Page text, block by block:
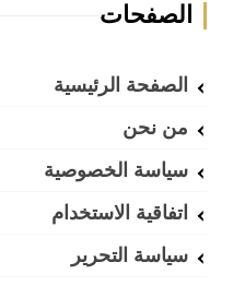
الصفحات
الصفحة الرئيسية
من نحن
سياسة الخصوصية
اتفاقية الاستخدام
سياسة التحرير